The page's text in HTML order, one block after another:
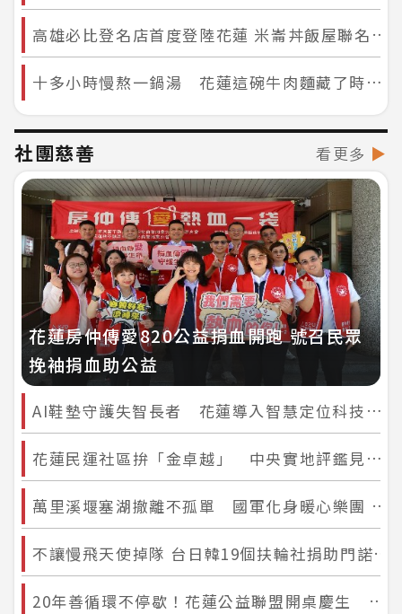
高雄必比登名店首度登陸花蓮 米崙丼飯屋聯名「弘記肉燥飯舖」 150元爽吃海陸便當
十多小時慢熬一鍋湯 花蓮這碗牛肉麵藏了時間魔法 疫情轉型拚出人氣美食
社團慈善 看更多 ▶
花蓮房仲傳愛820公益捐血開跑 號召民眾
挽袖捐血助公益
AI鞋墊守護失智長者 花蓮導入智慧定位科技降低走失風險
花蓮民運社區拚「金卓越」 中央實地評鑑見證深耕成果 打造全齡照顧幸福社區
萬里溪堰塞湖撤離不孤單 國軍化身暖心樂團 用歌聲陪伴鄉親度過警戒期
不讓慢飛天使掉隊 台日韓19個扶輪社捐助門諾早療
20年善循環不停歇！花蓮公益聯盟開桌慶生 魔術師暖陪弱勢童超感人